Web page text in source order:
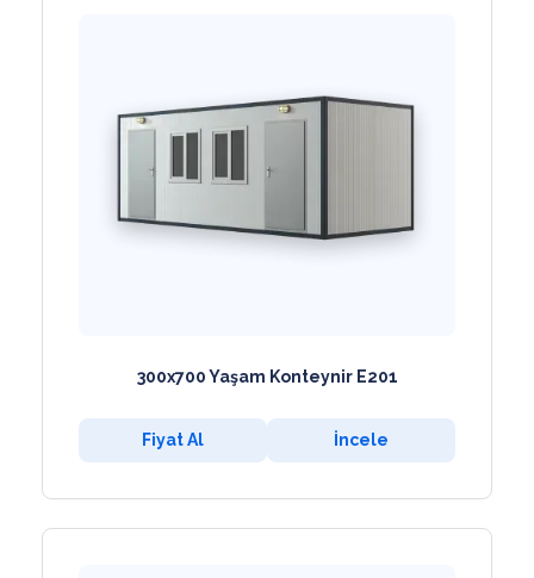
300x700 Yaşam Konteynir E201
Fiyat Al İncele